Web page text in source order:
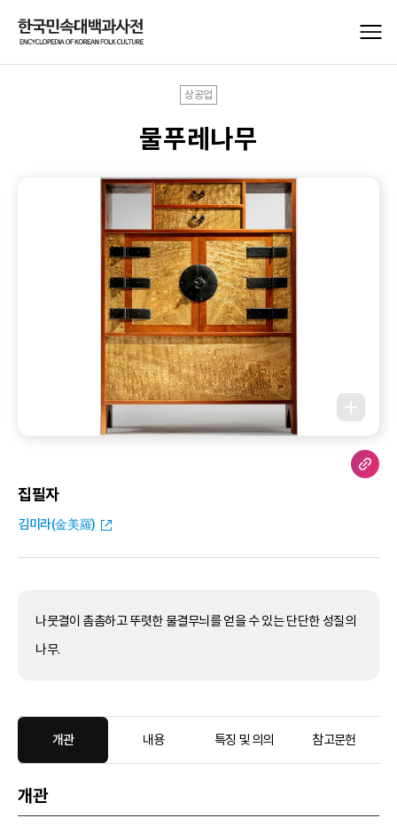
상공업
물푸레나무
집필자
김미라(金美羅)
나뭇결이 촘촘하고 뚜렷한 물결무늬를 얻을 수 있는 단단한 성질의
나무.
개관 내용 특징 및 의의 참고문헌
개관